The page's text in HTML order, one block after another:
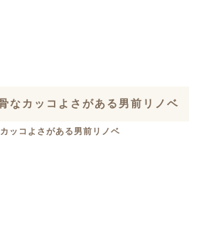
なカッコよさがある男前リノベ